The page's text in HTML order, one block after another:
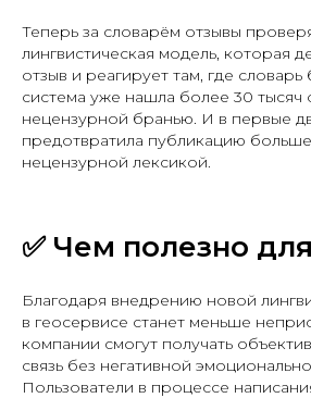
Теперь за словарём отзывы
лингвистическая модель, которая
отзыв и реагирует там, где
система уже нашла более 30 тысяч
нецензурной бранью. И в первые
предотвратила публикацию больше
нецензурной лексикой.
✅ Чем полезно
Благодаря внедрению новой
в геосервисе станет меньше
компании смогут получать
связь без негативной
Пользователи в процессе